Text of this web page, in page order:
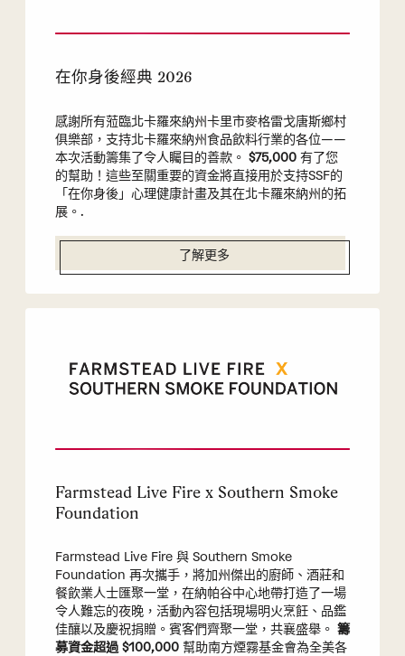
在你身後經典 2026
感謝所有蒞臨北卡羅來納州卡里市麥格雷戈唐斯鄉村
俱樂部，支持北卡羅來納州食品飲料行業的各位——
本次活動籌集了令人矚目的善款。 $75,000 有了您
的幫助！這些至關重要的資金將直接用於支持SSF的
「在你身後」心理健康計畫及其在北卡羅來納州的拓
展。.
了解更多
Farmstead Live Fire x Southern Smoke
Foundation
Farmstead Live Fire 與 Southern Smoke
Foundation 再次攜手，將加州傑出的廚師、酒莊和
餐飲業人士匯聚一堂，在納帕谷中心地帶打造了一場
令人難忘的夜晚，活動內容包括現場明火烹飪、品鑑
佳釀以及慶祝捐贈。賓客們齊聚一堂，共襄盛舉。 籌
募資金超過 $100,000幫助南方煙霧基金會為全美各